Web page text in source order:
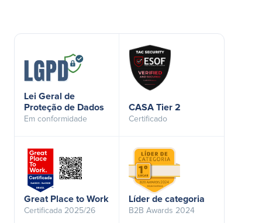
Lei Geral de
Proteção de Dados
Em conformidade
CASA Tier 2
Certificado
Great Place to Work
Certificada 2025/26
Líder de categoria
B2B Awards 2024